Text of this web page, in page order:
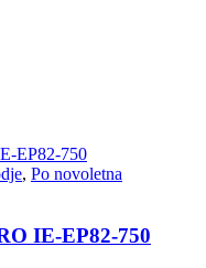
, Po novoletna
IE-EP82-750